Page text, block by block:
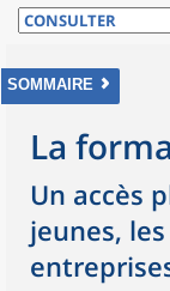
SOMMAIRE
La
Un accès
jeunes,